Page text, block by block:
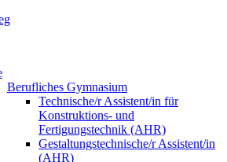
Berufliches Gymnasium
Technische/r Assistent/in für
Konstruktions- und
Fertigungstechnik (AHR)
Gestaltungstechnische/r Assistent/in
(AHR)